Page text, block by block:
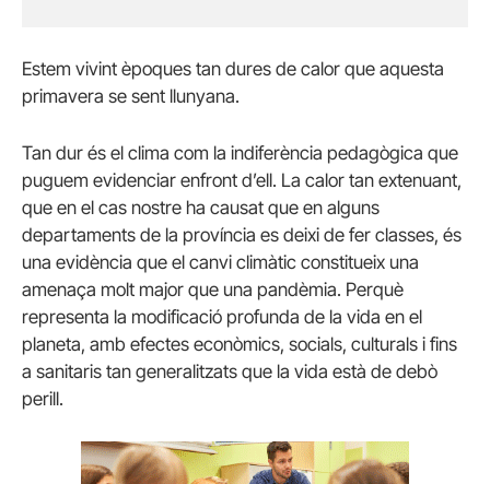
Estem vivint èpoques tan dures de calor que aquesta
primavera se sent llunyana.
Tan dur és el clima com la indiferència pedagògica que
puguem evidenciar enfront d’ell. La calor tan extenuant,
que en el cas nostre ha causat que en alguns
departaments de la província es deixi de fer classes, és
una evidència que el canvi climàtic constitueix una
amenaça molt major que una pandèmia. Perquè
representa la modificació profunda de la vida en el
planeta, amb efectes econòmics, socials, culturals i fins
a sanitaris tan generalitzats que la vida està de debò
perill.